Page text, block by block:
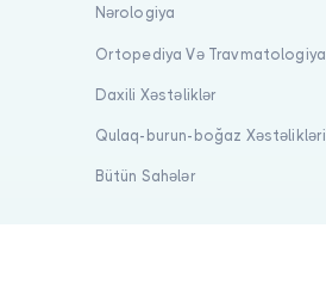
Nərologiya
Ortopediya Və Travmatologiya
Daxili Xəstəliklər
Qulaq-burun-boğaz Xəstəlikləri
Bütün Sahələr